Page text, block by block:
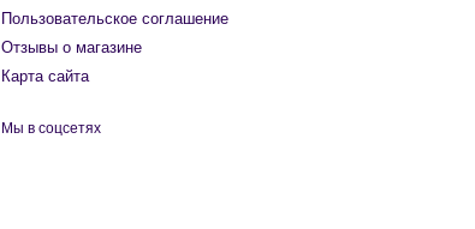
Пользовательское соглашение
Отзывы о магазине
Карта сайта
Мы в соцсетях